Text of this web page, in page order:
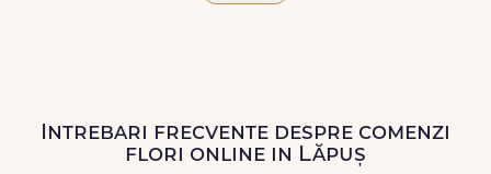
Livrăm buchete de florichiar și în weekend, pentru ca tu
să poți adresa un gest frumos atunci când ai nevoie.
Intrebari frecvente despre comenzi
flori online in Lăpuș